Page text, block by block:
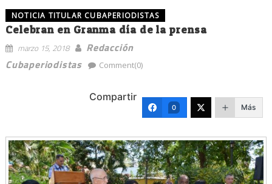
NOTICIA TITULAR CUBAPERIODISTAS
Celebran en Granma día de la prensa
marzo 15, 2018
Redacción
Cubaperiodistas
Comment(0)
Compartir
0 Más